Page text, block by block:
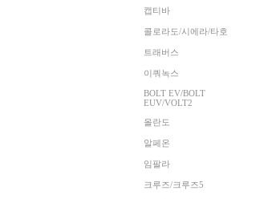
캡티바
콜로라도/시에라/타호
트래버스
이쿼녹스
BOLT EV/BOLT
EUV/VOLT2
올란도
알페온
임팔라
크루즈/크루즈5